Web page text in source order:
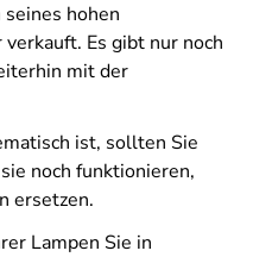
hohen
Es gibt nur noch
mit der
ist, sollten Sie
noch funktionieren,
ersetzen.
Lampen Sie in